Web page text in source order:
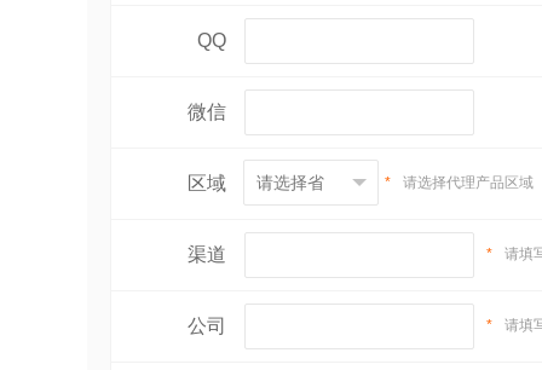
QQ
微信
区域 * 请选择代理产品区域
渠道 * 请填
公司 * 请填